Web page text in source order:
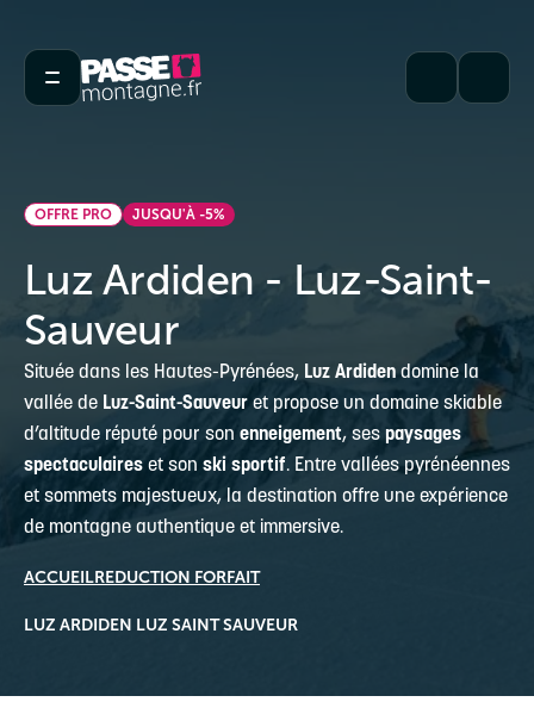
OFFRE PRO JUSQU'À -5%
Luz Ardiden - Luz-Saint-
Sauveur
Située dans les Hautes-Pyrénées, Luz Ardidendomine la
vallée de Luz-Saint-Sauveur et propose un domaine skiable
d’altitude réputé pour son enneigement, ses paysages
spectaculaires et son ski sportif. Entre vallées pyrénéennes
et sommets majestueux, la destination offre une expérience
de montagne authentique et immersive.
ACCUEILREDUCTION FORFAIT
LUZ ARDIDEN LUZ SAINT SAUVEUR